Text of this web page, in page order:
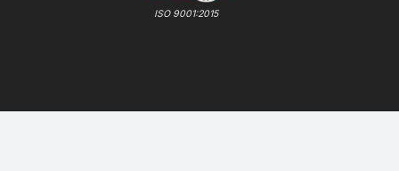
ISO 9001:2015